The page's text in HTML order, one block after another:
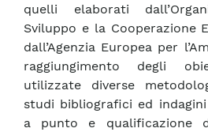
quelli elaborati
Sviluppo e la Cooperazione
dall’Agenzia Europea per
raggiungimento degli
utilizzate diverse
studi bibliografici ed
a punto e qualificazione